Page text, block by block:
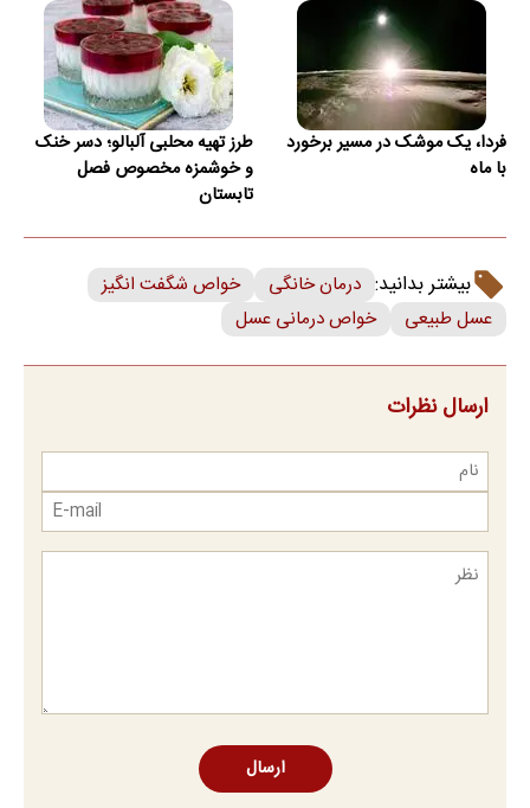
فردا، یک موشک در مسیر برخورد
با ماه
طرز تهیه محلبی آلبالو؛ دسر خنک
و خوشمزه مخصوص فصل
تابستان
بیشتر بدانید: درمان خانگی
خواص شگفت انگیز
عسل طبیعی
خواص درمانی عسل
ارسال نظرات
ارسال